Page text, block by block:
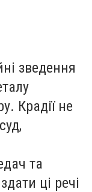
зведення
Крадії не
та
ці речі